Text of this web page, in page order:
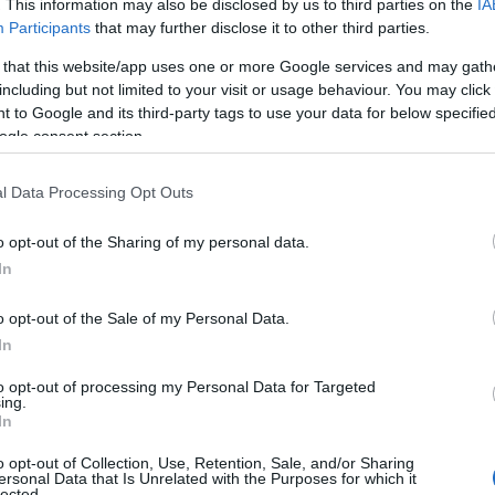
This information may also be disclosed by us to third parties on the
Participants that may further disclose it to other third parties.
that this website/app uses one or more Google services and may
but not limited to your visit or usage behaviour. You may
to Google and its third-party tags to use your data for below
consent section.
Data Processing Opt Outs
opt-out of the Sharing of my personal data.
opt-out of the Sale of my Personal Data.
opt-out of processing my Personal Data for Targeted
opt-out of Collection, Use, Retention, Sale, and/or Sharing
Data that Is Unrelated with the Purposes for which it
των αιτήσεων εμφανίζεται μειωμένος κατά
αυτή δεν αποτελεί απλώς μια αριθμητική
Τι ζητούν για τη Συνταγματική Αναθεώρηση
μια βαθύτερη αλλαγή στη στάση πολλών